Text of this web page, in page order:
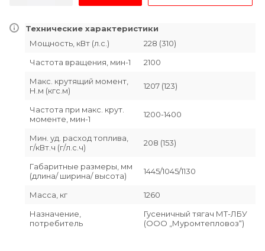
Технические характеристики
Мощность, кВт (л.с.)
228 (310)
Частота вращения, мин-1
2100
Макс. крутящий момент,
Н.м (кгс.м)
1207 (123)
Частота при макс. крут.
моменте, мин-1
1200-1400
Мин. уд. расход топлива,
г/кВт.ч (г/л.с.ч)
208 (153)
Габаритные размеры, мм
(длина/ ширина/ высота)
1445/1045/1130
Масса, кг
1260
Назначение,
потребитель
Гусеничный тягач МТ-ЛБУ
(ООО „Муромтепловоз“)